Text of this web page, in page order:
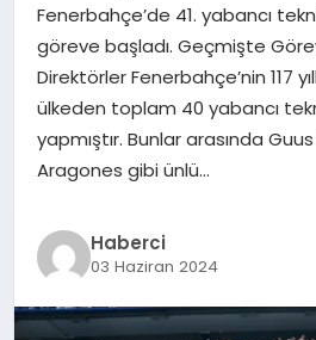
TEKNOLOJI
YAŞAM
GÜNDEM
Fenerbahçe’de 41. yabancı
göreve başladı. Geçmişte
Direktörler Fenerbahçe’nin 117
ülkeden toplam 40 yabancı
yapmıştır. Bunlar arasında
Aragones gibi ünlü…
Haberci
03 Haziran 2024